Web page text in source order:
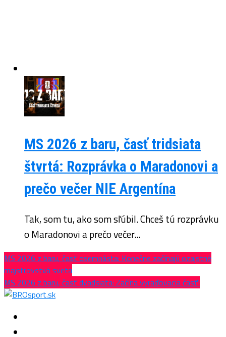
MS 2026 z baru, časť tridsiata
štvrtá: Rozprávka o Maradonovi a
prečo večer NIE Argentína
Tak, som tu, ako som sľúbil. Chceš tú rozprávku
o Maradonovi a prečo večer...
MS 2026 z baru, časť osemnásta: Konečne začínajú ozajstné
majstrovstvá sveta
MS 2026 z baru, časť dvadsiata: Začína vyraďovacia časť!